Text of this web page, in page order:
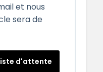
et nous
sera de
d'attente